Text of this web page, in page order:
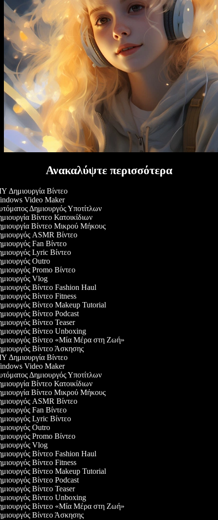
Ανακαλύψτε περισσότερα
Δημιουργία Βίντεο
Video Maker
Δημιουργός Υποτίτλων
Βίντεο Κατοικίδιων
Βίντεο Μικρού Μήκους
ASMR Βίντεο
Fan Βίντεο
Lyric Βίντεο
Outro
Promo Βίντεο
Vlog
Βίντεο Fashion Haul
Βίντεο Fitness
Βίντεο Makeup Tutorial
Βίντεο Podcast
Βίντεο Teaser
Βίντεο Unboxing
Βίντεο «Μία Μέρα στη Ζωή»
Βίντεο Άσκησης
Δημιουργία Βίντεο
Video Maker
Δημιουργός Υποτίτλων
Βίντεο Κατοικίδιων
Βίντεο Μικρού Μήκους
ASMR Βίντεο
Fan Βίντεο
Lyric Βίντεο
Outro
Promo Βίντεο
Vlog
Βίντεο Fashion Haul
Βίντεο Fitness
Βίντεο Makeup Tutorial
Βίντεο Podcast
Βίντεο Teaser
Βίντεο Unboxing
Βίντεο «Μία Μέρα στη Ζωή»
Βίντεο Άσκησης